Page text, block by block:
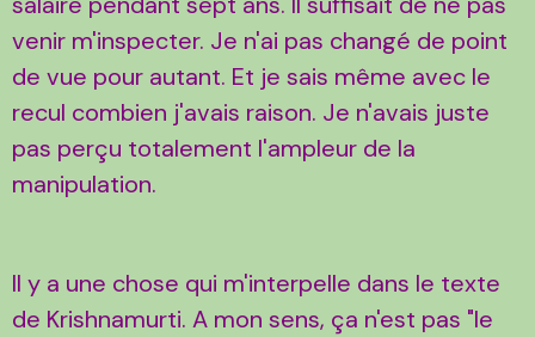
venir m'inspecter. Je n'ai pas changé de point
de vue pour autant. Et je sais même avec le
recul combien j'avais raison. Je n'avais juste
pas perçu totalement l'ampleur de la
manipulation.
Il y a une chose qui m'interpelle dans le texte
de Krishnamurti. A mon sens, ça n'est pas "le